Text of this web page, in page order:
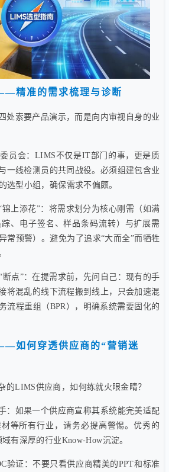
精准的需求梳理与诊断
处索要产品演示，而是向内审视自身的业
员会：LIMS不仅是IT部门的事，更是质
一线检测员的共同战役。必须组建包含业
选型小组，确保需求不偏颇。
锦上添花”：将需求划分为核心刚需（如满
、电子签名、样品条码流转）与扩展需
常预警）。避免为了追求“大而全”而牺牲
断点”：在提需求前，先问自己：现有的手
将混乱的线下流程搬到线上，只会加速混
流程重组（BPR），明确系统需要固化的
如何穿透供应商的“营销迷
的LIMS供应商，如何练就火眼金睛？
：如果一个供应商宣称其系统能完美适配
等所有行业，请务必提高警惕。优秀的
有深厚的行业Know-How沉淀。
验证：不要只看供应商精美的PPT和标准